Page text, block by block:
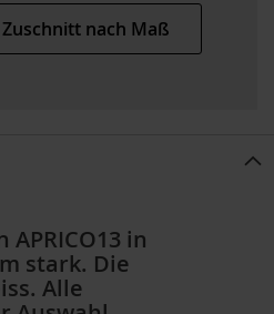
Zuschnitt nach Maß
in
stark. Die
Alle